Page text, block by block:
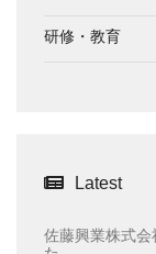
研修・教育
Latest
佐藤興業株式